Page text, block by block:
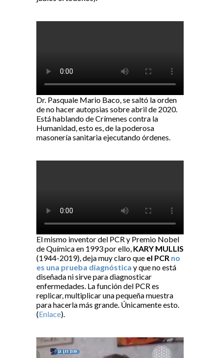
Dr. Pasquale Mario Baco, se saltó la orden
de no hacer autopsias sobre abril de 2020.
Está hablando de Crímenes contra la
Humanidad, esto es, de la poderosa
masonería sanitaria ejecutando órdenes.
El mismo inventor del PCR y Premio Nobel
de Química en 1993 por ello, KARY MULLIS
(1944-2019), deja muy claro que el PCR no
es una prueba diagnóstica y que no está
diseñada ni sirve para diagnosticar
enfermedades. La función del PCR es
replicar, multiplicar una pequeña muestra
para hacerla más grande. Únicamente esto.
(Enlace).